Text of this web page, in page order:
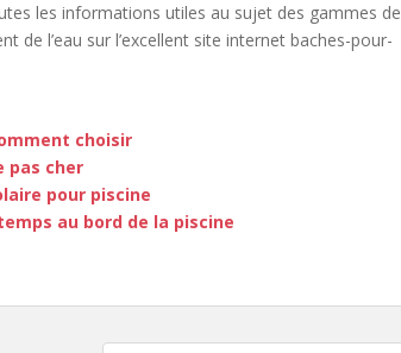
les informations utiles au sujet des gammes de
de l’eau sur l’excellent site internet baches-pour-
choisir
pas cher
pour piscine
au bord de la piscine